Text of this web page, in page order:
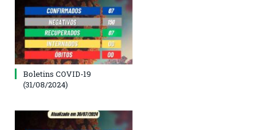
Boletins COVID-19
(31/08/2024)